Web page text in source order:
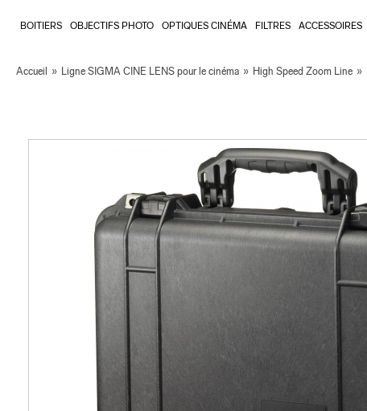
BOITIERS OBJECTIFS PHOTO OPTIQUES CINÉMA FILTRES ACCESSOIRES
Accueil » Ligne SIGMA CINE LENS pour le cinéma » High Speed Zoom Line »